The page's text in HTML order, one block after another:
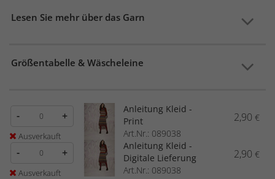
Lesen Sie mehr über das Garn
Größentabelle & Wäscheleine
- +
Ausverkauft
Anleitung Kleid -
Print
Art.Nr.: 089038
2,90 €
- +
Ausverkauft
Anleitung Kleid -
Digitale Lieferung
Art.Nr.: 089038
2,90 €